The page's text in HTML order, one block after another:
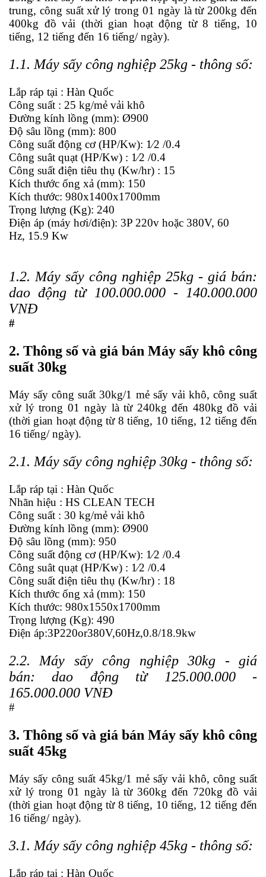
trung, công suất xử lý trong 01 ngày là từ 200kg đến
400kg đồ vải (thời gian hoạt động từ 8 tiếng, 10
tiếng, 12 tiếng đến 16 tiếng/ ngày).
1.1. Máy sấy công nghiệp 25kg - thông số:
Lắp ráp tại : Hàn Quốc
Công suất : 25 kg/mẻ vải khô
Đường kính lồng (mm): Ø900
Độ sâu lồng (mm): 800
Công suất động cơ (HP/Kw): 1⁄2 /0.4
Công suât quạt (HP/Kw) : 1⁄2 /0.4
Công suất điện tiêu thụ (Kw/hr) : 15
Kích thước ống xả (mm): 150
Kích thước: 980x1400x1700mm
Trọng lượng (Kg): 240
Điện áp (máy hơi/điện): 3P 220v hoặc 380V, 60
Hz, 15.9 Kw
1.2. Máy sấy công nghiệp 25kg - giá bán:
dao động từ 100.000.000 - 140.000.000
VNĐ
#
2. Thông số và giá bán Máy sấy khô công
suất 30kg
Máy sấycông suất 30kg/1 mẻ sấy vải khô, công suất
xử lý trong 01 ngày là từ 240kg đến 480kg đồ vải
(thời gian hoạt động từ 8 tiếng, 10 tiếng, 12 tiếng đến
16 tiếng/ ngày).
2.1. Máy sấy công nghiệp 30kg - thông số:
Lắp ráp tại : Hàn Quốc
Nhãn hiệu : HS CLEAN TECH
Công suất : 30 kg/mẻ vải khô
Đường kính lồng (mm): Ø900
Độ sâu lồng (mm): 950
Công suất động cơ (HP/Kw): 1⁄2 /0.4
Công suât quạt (HP/Kw) : 1⁄2 /0.4
Công suất điện tiêu thụ (Kw/hr) : 18
Kích thước ống xả (mm): 150
Kích thước: 980x1550x1700mm
Trọng lượng (Kg): 490
Điện áp:3P220or380V,60Hz,0.8/18.9kw
2.2. Máy sấy công nghiệp 30kg - giá
bán:dao động từ 125.000.000 -
165.000.000 VNĐ
#
3. Thông số và giá bán Máy sấy khô công
suất 45kg
Máy sấycông suất 45kg/1 mẻ sấy vải khô, công suất
xử lý trong 01 ngày là từ 360kg đến 720kg đồ vải
(thời gian hoạt động từ 8 tiếng, 10 tiếng, 12 tiếng đến
16 tiếng/ ngày).
3.1. Máy sấy công nghiệp 45kg - thông số:
Lắp ráp tại : Hàn Quốc